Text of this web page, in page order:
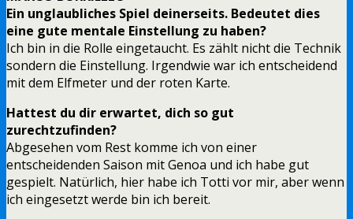
Ein unglaubliches Spiel deinerseits. Bedeutet dies
eine gute mentale Einstellung zu haben?
Ich bin in die Rolle eingetaucht. Es zählt nicht die Technik
sondern die Einstellung. Irgendwie war ich entscheidend
mit dem Elfmeter und der roten Karte.
Hattest du dir erwartet, dich so gut
zurechtzufinden?
Abgesehen vom Rest komme ich von einer
entscheidenden Saison mit Genoa und ich habe gut
gespielt. Natürlich, hier habe ich Totti vor mir, aber wenn
ich eingesetzt werde bin ich bereit.